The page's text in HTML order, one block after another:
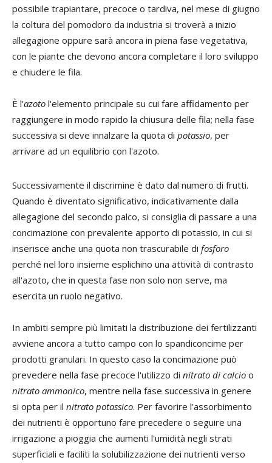
possibile trapiantare, precoce o tardiva, nel mese di giugno
la coltura del pomodoro da industria si troverà a inizio
allegagione oppure sarà ancora in piena fase vegetativa,
con le piante che devono ancora completare il loro sviluppo
e chiudere le fila.
È l'azoto l'elemento principale su cui fare affidamento per
raggiungere in modo rapido la chiusura delle fila; nella fase
successiva si deve innalzare la quota di potassio, per
arrivare ad un equilibrio con l'azoto.
Successivamente il discrimine è dato dal numero di frutti.
Quando è diventato significativo, indicativamente dalla
allegagione del secondo palco, si consiglia di passare a una
concimazione con prevalente apporto di potassio, in cui si
inserisce anche una quota non trascurabile di fosforo
perché nel loro insieme esplichino una attività di contrasto
all'azoto, che in questa fase non solo non serve, ma
esercita un ruolo negativo.
In ambiti sempre più limitati la distribuzione dei fertilizzanti
avviene ancora a tutto campo con lo spandiconcime per
prodotti granulari. In questo caso la concimazione può
prevedere nella fase precoce l'utilizzo di nitrato di calcio o
nitrato ammonico, mentre nella fase successiva in genere
si opta per il nitrato potassico. Per favorire l'assorbimento
dei nutrienti è opportuno fare precedere o seguire una
irrigazione a pioggia che aumenti l'umidità negli strati
superficiali e faciliti la solubilizzazione dei nutrienti verso